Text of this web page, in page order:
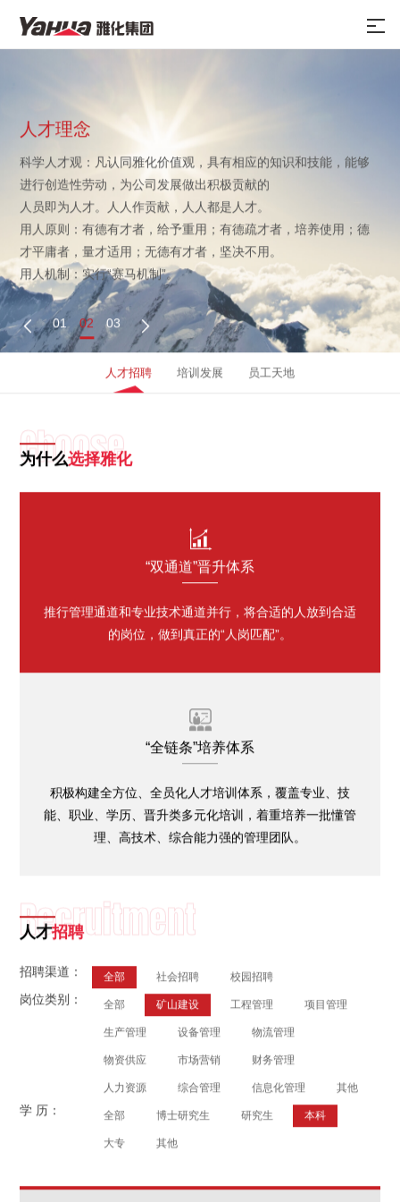
人才理念
科学人才观：凡认同雅化价值观，具有相应的知识和技能，能够
进行创造性劳动，为公司发展做出积极贡献的
人员即为人才。人人作贡献，人人都是人才。
用人原则：有德有才者，给予重用；有德疏才者，培养使用；德
才平庸者，量才适用；无德有才者，坚决不用。
用人机制：实行“赛马机制”。
 01 02 03 
人才招聘 培训发展 员工天地
Choose
为什么选择雅化

“双通道”晋升体系
推行管理通道和专业技术通道并行，将合适的人放到合适
的岗位，做到真正的“人岗匹配”。

“全链条”培养体系
积极构建全方位、全员化人才培训体系，覆盖专业、技
能、职业、学历、晋升类多元化培训，着重培养一批懂管
理、高技术、综合能力强的管理团队。
Recruitment
人才招聘
招聘渠道： 全部 社会招聘 校园招聘
岗位类别： 全部 矿山建设 工程管理 项目管理
生产管理 设备管理 物流管理
物资供应 市场营销 财务管理
人力资源 综合管理 信息化管理 其他
学 历： 全部 博士研究生 研究生 本科
大专 其他